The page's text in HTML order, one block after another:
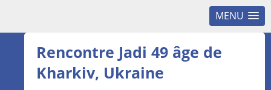
MENU
Rencontre Jadi 49 âge de
Kharkiv, Ukraine